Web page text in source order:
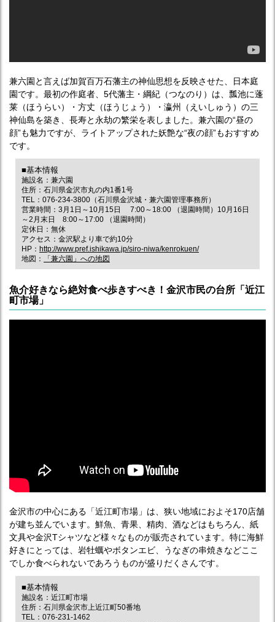
兼六園と言えば加賀百万石藩主の神仙思想を反映させた、日本庭
園です。最初の作庭者、5代藩主・綱紀（つなのり）は、瓢池に蓬
莱（ほうらい）・方丈（ほうじょう）・瀛州（えいしゅう）の三
神仙島を築き、長寿と永劫の繁栄を表しました。兼六園の“昼の
顔”も魅力ですが、ライトアップされた妖艶な“夜の顔”もおすすめ
です。
■基本情報
施設名：兼六園
住所：石川県金沢市丸の内1番1号
TEL：076-234-3800（石川県金沢城・兼六園管理事務所）
営業時間：3月1日～10月15日 7:00～18:00 （退園時間）10月16日
～2月末日 8:00～17:00 （退園時間）
定休日：無休
アクセス：金沢駅より車で約10分
HP： http://www.pref.ishikawa.jp/siro-niwa/kenrokuen/
地図：
「兼六園」への地図
魚介好きなら絶対食べ歩きすべき！金沢市民の台所「近江
町市場」
金沢市の中心にある「近江町市場」は、狭い地域におよそ170店舗
が建ち並んでいます。鮮魚、青果、精肉、酒などはもちろん、紙
文具や金沢Tシャツなど様々なものが販売されています。特に海鮮
好きにとっては、岩牡蠣やボタンエビ、うなぎの串焼きなどここ
でしか食べられないであろうものが盛りだくさんです。
■基本情報
施設名：近江町市場
住所：石川県金沢市上近江町50番地
TEL：076-231-1462